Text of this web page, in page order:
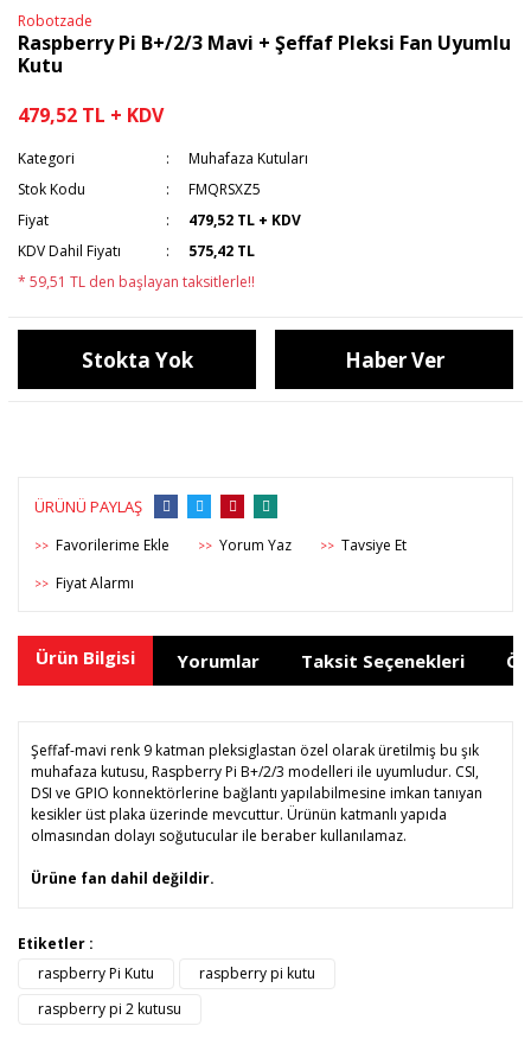
Robotzade
Raspberry Pi B+/2/3 Mavi + Şeffaf Pleksi Fan Uyumlu
Kutu
479,52 TL + KDV
Kategori
Muhafaza Kutuları
Stok Kodu
FMQRSXZ5
Fiyat
479,52 TL + KDV
KDV Dahil Fiyatı
575,42 TL
* 59,51 TL den başlayan taksitlerle!!
Stokta Yok Haber Ver
ÜRÜNÜ PAYLAŞ
>> >> Yorum Yaz >> Tavsiye Et
>> Fiyat Alarmı
Ürün Bilgisi Yorumlar Taksit Seçenekleri
Şeffaf-mavi renk 9 katman pleksiglastan özel olarak üretilmiş bu şık
muhafaza kutusu, Raspberry Pi B+/2/3 modelleri ile uyumludur. CSI,
DSI ve GPIO konnektörlerine bağlantı yapılabilmesine imkan tanıyan
kesikler üst plaka üzerinde mevcuttur. Ürünün katmanlı yapıda
olmasından dolayı soğutucular ile beraber kullanılamaz.
Ürüne fan dahil değildir.
Bu ürüne ilk yorumu siz yapın!
Bu ürünün fiyat bilgisi, resim, ürün açıklamalarında ve diğer
konularda yetersiz gördüğünüz noktaları öneri formunu
kullanarak tarafımıza iletebilirsiniz.
Görüş ve önerileriniz için teşekkür ederiz.
Etiketler :
raspberry Pi Kutu
raspberry pi kutu
raspberry pi 2 kutusu